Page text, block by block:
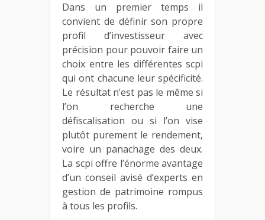
Dans un premier temps il
convient de définir son propre
profil d’investisseur avec
précision pour pouvoir faire un
choix entre les différentes scpi
qui ont chacune leur spécificité.
Le résultat n’est pas le même si
l’on recherche une
défiscalisation ou si l’on vise
plutôt purement le rendement,
voire un panachage des deux.
La scpi offre l’énorme avantage
d’un conseil avisé d’experts en
gestion de patrimoine rompus
à tous les profils.